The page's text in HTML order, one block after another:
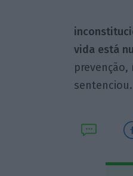
vida está
sentenciou.